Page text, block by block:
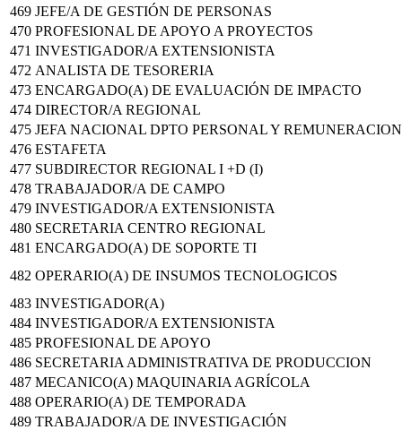
469 JEFE/A DE GESTIÓN DE PERSONAS
470 PROFESIONAL DE APOYO A PROYECTOS
471 INVESTIGADOR/A EXTENSIONISTA
472 ANALISTA DE TESORERIA
473 ENCARGADO(A) DE EVALUACIÓN DE IMPACTO
474 DIRECTOR/A REGIONAL
475 JEFA NACIONAL DPTO PERSONAL Y
476 ESTAFETA
477 SUBDIRECTOR REGIONAL I +D (I)
478 TRABAJADOR/A DE CAMPO
479 INVESTIGADOR/A EXTENSIONISTA
480 SECRETARIA CENTRO REGIONAL
481 ENCARGADO(A) DE SOPORTE TI
482 OPERARIO(A) DE INSUMOS TECNOLOGICOS
483 INVESTIGADOR(A)
484 INVESTIGADOR/A EXTENSIONISTA
485 PROFESIONAL DE APOYO
486 SECRETARIA ADMINISTRATIVA DE PRODUCCION
487 MECANICO(A) MAQUINARIA AGRÍCOLA
488 OPERARIO(A) DE TEMPORADA
489 TRABAJADOR/A DE INVESTIGACIÓN